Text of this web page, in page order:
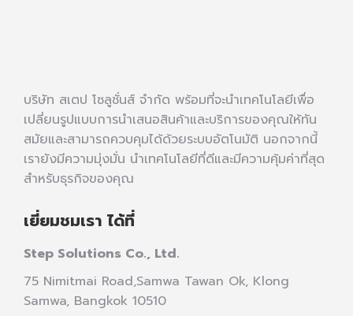
บริษัท สเตป โซลูชั่นส์ จำกัด พร้อมที่จะนำเทคโนโลยีเพื่อ
เปลี่ยนรูปแบบการนำเสนอสินค้าและบริการของคุณให้ทัน
สมัยและสามารถควบคุมได้ด้วยระบบอัตโนมัติ นอกจากนี้
เรายังมีความมุ่งมั่น นำเทคโนโลยีที่ดีและมีความคุ้มค่าที่สุด
สำหรับธุรกิจของคุณ
เยี่ยมชมเรา ได้ที่
Step Solutions Co., Ltd.
75 Nimitmai Road,Samwa Tawan Ok, Klong
Samwa, Bangkok 10510